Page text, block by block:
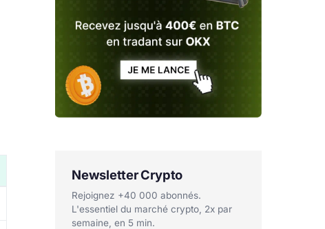
Newsletter Crypto
Rejoignez +40 000 abonnés.
L'essentiel du marché crypto, 2x par
semaine, en 5 min.